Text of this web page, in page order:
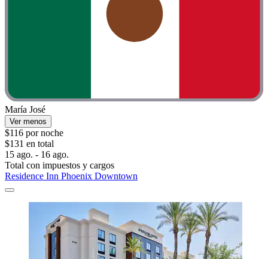
María José
Ver menos
$116 por noche
$131 en total
15 ago. - 16 ago.
Total con impuestos y cargos
Residence Inn Phoenix Downtown